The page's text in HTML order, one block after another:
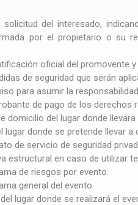
solicitud del interesado,
por el propietario o su
oficial del promovente
de seguridad que serán
para asumir la
de pago de los derechos
domicilio del lugar donde
lugar donde se pretende llevar a
de servicio de seguridad
estructural en caso de utilizar
de riesgos por evento.
general del evento.
lugar donde se realizará el